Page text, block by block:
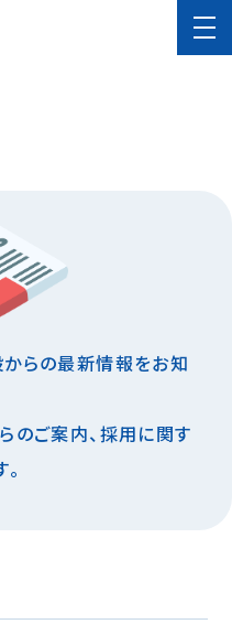
らの最新情報をお知
のご案内、採用に関す